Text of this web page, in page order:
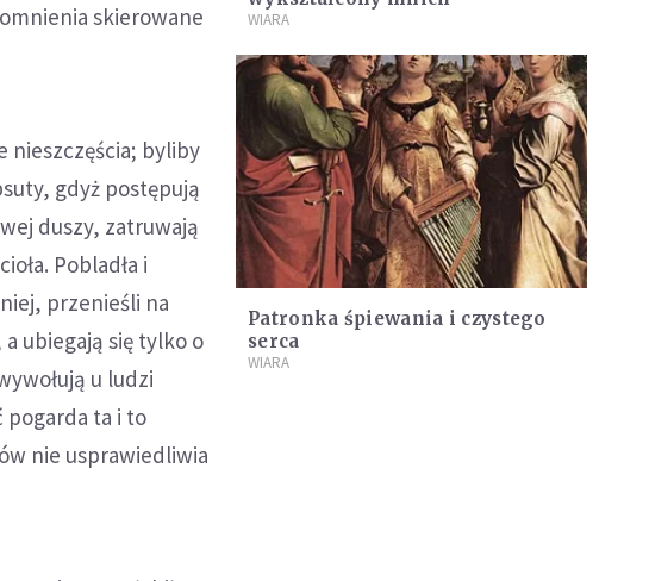
skierowane
nieszczęścia; byliby
gdyż postępują
duszy, zatruwają
Pobladła i
przenieśli na
ubiegają się tylko o
u ludzi
pogarda ta i to
nie usprawiedliwia
WIARA
Patronka śpiewania i czystego
serca
WIARA